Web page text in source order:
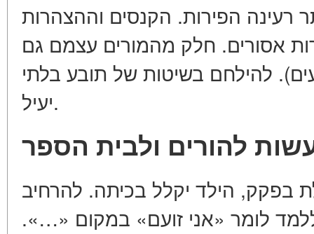
רעינה הפירות. הקנסים וההצהרות
אסורים. חלק מהמורים עצמם גם
להילחם בשיטות של תובע בלתי
יעיל.
להורים ולבית הספר
בפקק, הילד יקלל בכיתה. להרחיב
לומר «אני זועם» במקום «…».